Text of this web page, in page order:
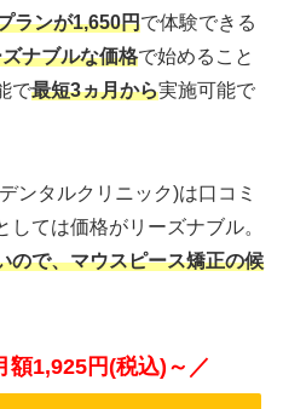
ランが1,650円で体験できる
ナブルな価格で始めること
で最短3ヵ月から実施可能で
ンタルクリニック)は口コミ
ては価格がリーズナブル。
ので、マウスピース矯正の候
額1,925円(税込)～／